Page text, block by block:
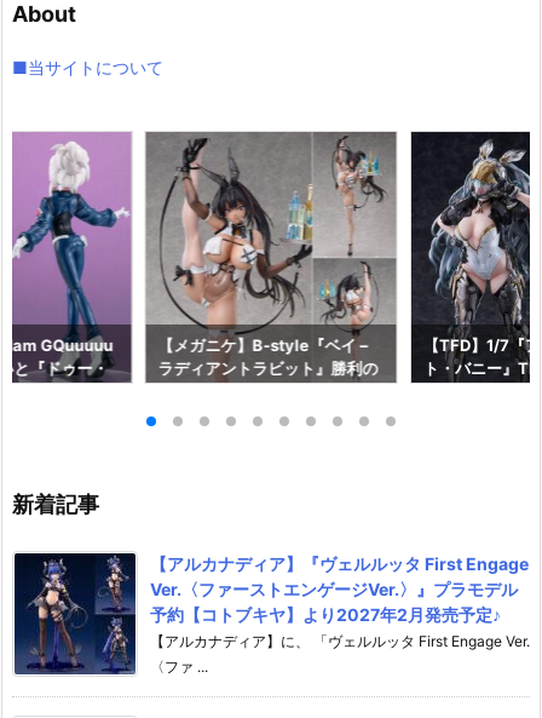
ブ
About
■当サイトについて
GQuuuuu
と『ドゥー・
【メガニケ】B-style『ベイ –
ラディアントラビット』勝利の
約【フリーイング】より2026
【TFD】1/7『
ト・バニー』
新着記事
【アルカナディア】『ヴェルルッタ First Engage
Ver.〈ファーストエンゲージVer.〉』プラモデル
予約【コトブキヤ】より2027年2月発売予定♪
【アルカナディア】に、 「ヴェルルッタ First Engage Ver.
〈ファ ...